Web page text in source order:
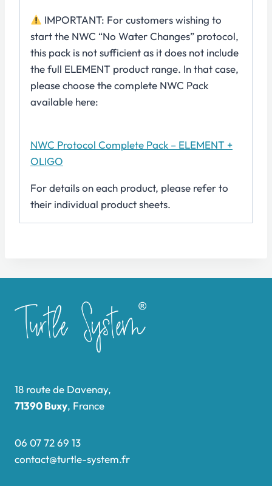
IMPORTANT: For customers wishing to
start the NWC “No Water Changes” protocol,
this pack is not sufficient as it does not include
the full ELEMENT product range. In that case,
please choose the complete NWC Pack
available here:
NWC Protocol Complete Pack – ELEMENT +
OLIGO
For details on each product, please refer to
their individual product sheets.
18 route de Davenay,
71390 Buxy, France
06 07 72 69 13
contact@turtle-system.fr